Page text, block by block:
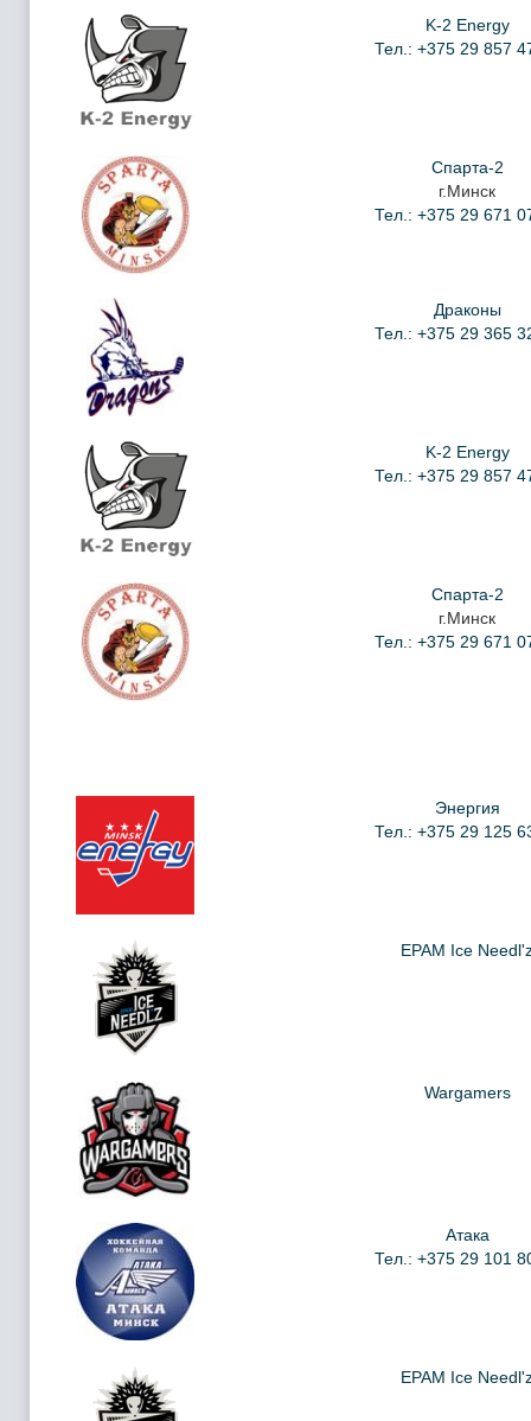
K-2 Energy
Тел.: +375 29 857
Спарта-2
г.Минск
Тел.: +375 29 671
Драконы
Тел.: +375 29 365
K-2 Energy
Тел.: +375 29 857
Спарта-2
г.Минск
Тел.: +375 29 671
Энергия
Тел.: +375 29 125
EPAM Ice
Wargamers
Атака
Тел.: +375 29 101
EPAM Ice